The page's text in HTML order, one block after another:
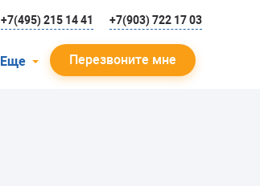
+7(495) 215 14 41 +7(903) 722 17 03
Еще Перезвоните мне